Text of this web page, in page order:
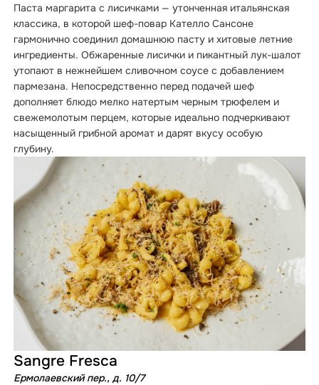
Паста маргарита с лисичками — утонченная итальянская
классика, в которой шеф-повар Кателло Сансоне
гармонично соединил домашнюю пасту и хитовые летние
ингредиенты. Обжаренные лисички и пикантный лук-шалот
утопают в нежнейшем сливочном соусе с добавлением
пармезана. Непосредственно перед подачей шеф
дополняет блюдо мелко натертым черным трюфелем и
свежемолотым перцем, которые идеально подчеркивают
насыщенный грибной аромат и дарят вкусу особую
глубину.
Sangre Fresca
Ермолаевский пер., д. 10/7